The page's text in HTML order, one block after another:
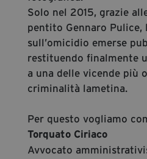
Solo nel 2015, grazie
pentito Gennaro Pulice,
sull’omicidio emerse
restituendo finalmente
a una delle vicende più
criminalità lametina.
Per questo vogliamo
Torquato Ciriaco
Avvocato